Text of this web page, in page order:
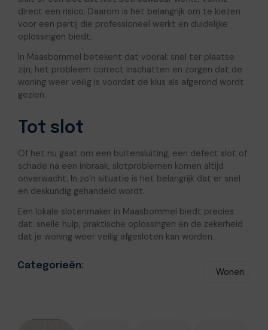
direct een risico. Daarom is het belangrijk om te kiezen
voor een partij die professioneel werkt en duidelijke
oplossingen biedt.
In Maasbommel betekent dat vooral: snel ter plaatse
zijn, het probleem correct inschatten en zorgen dat de
woning weer veilig is voordat de klus als afgerond wordt
gezien.
Tot slot
Of het nu gaat om een buitensluiting, een defect slot of
schade na een inbraak, slotproblemen komen altijd
onverwacht. In zo’n situatie is het belangrijk dat er snel
en deskundig gehandeld wordt.
Een lokale slotenmaker in Maasbommel biedt precies
dat: snelle hulp, praktische oplossingen en de zekerheid
dat je woning weer veilig afgesloten kan worden.
Categorieën:
Wonen